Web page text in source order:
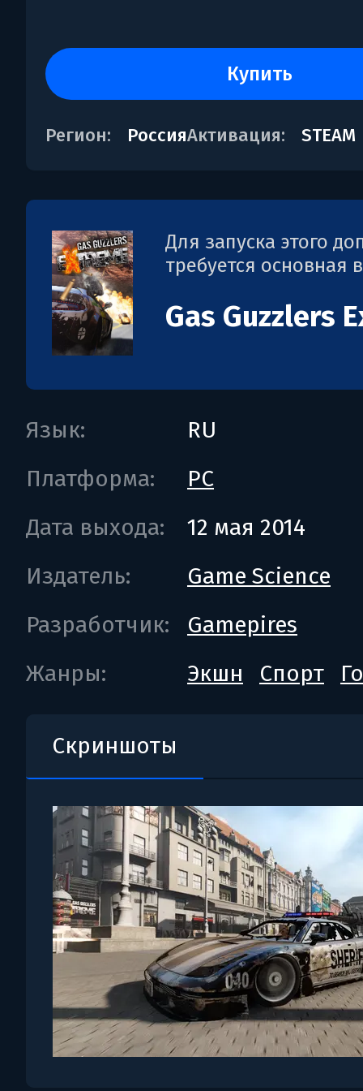
купить
Регион: РоссияАктивация: STEAM
Для запуска этого
требуется основная
Gas Guzzlers
Язык:
RU
Платформа:
PC
Дата выхода:
12 мая 2014
Издатель:
Game Science
Разработчик:
Gamepires
Жанры:
Экшн Спорт
Скриншоты